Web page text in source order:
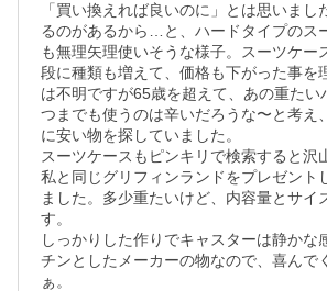
「買い換えれば良いのに」とは思いまし
るのがあるから…と、ハードタイプのス
も無理矢理使いそうな様子。スーツケー
段に種類も増えて、価格も下がった事を
は不明ですが65歳を超えて、あの重たい
つまでも使うのは辛いだろうな〜と考え
に安い物を探していました。
スーツケースもピンキリで検索すると沢
私と同じグリフィンランドをプレゼント
ました。多少重たいけど、内容量とサイ
す。
しっかりした作りでキャスターは静かな
チンとしたメーカーの物なので、喜んで
ぁ。